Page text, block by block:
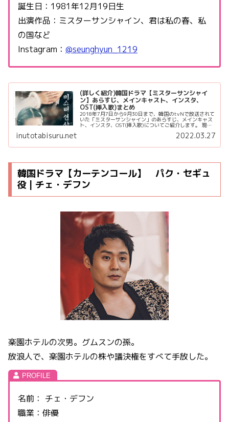
誕生日：1981年12月19日生
出演作品：ミスターサンシャイン、君は私の春、私
の国など
Instagram： @seunghyun_1219
(詳しく紹介)韓国ドラマ【ミスターサンシャイ
ン】あらすじ、メインキャスト、インスタ、
OST(挿入歌)まとめ
2018年7月7日から9月30日まで、韓国のtvNで放送されて
いた「ミスターサンシャイン」のあらすじ、メインキャス
ト、インスタ、OST(挿入歌)についてご紹介します。 現
在、Netflixで全話配信されています。 本作品は、2019年
inutotabisuru.net 2022.03.27
韓国ドラマ【カーテンコール】 パク・セギュ
役 | チェ・デフン
楽園ホテルの次男。グムスンの孫。
放浪人で、楽園ホテルの株や議決権をすべて手放した。
名前： チェ・デフン
職業：俳優